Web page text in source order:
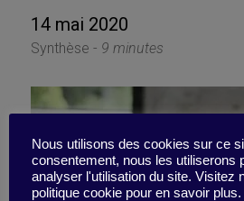
14 mai 2020
Synthèse - 9 minutes
Nous utilisons des cookies sur ce
consentement, nous les utiliserons
analyser l'utilisation du site. Visitez
politique cookie pour en savoir plus.